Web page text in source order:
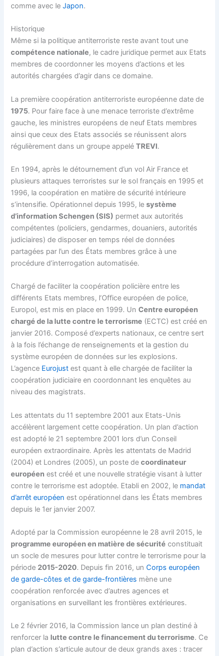
comme avec leJapon.
Historique
Même si la politique antiterroriste reste avant tout une
compétence nationale, le cadre juridique permet aux Etats
membres de coordonner les moyens d’actions et les
autorités chargées d’agir dans ce domaine.
La première coopération antiterroriste européenne date de
1975. Pour faire face à une menace terroriste d’extrême
gauche, les ministres européens de neuf Etats membres
ainsi que ceux des Etats associés se réunissent alors
régulièrement dans un groupe appeléTREVI.
En 1994, après le détournement d’un vol Air France et
plusieurs attaques terroristes sur le sol français en 1995 et
1996, la coopération en matière de sécurité intérieure
s’intensifie. Opérationnel depuis 1995, lesystème
d’information Schengen (SIS) permet aux autorités
compétentes (policiers, gendarmes, douaniers, autorités
judiciaires) de disposer en temps réel de données
partagées par l’un des États membres grâce à une
procédure d’interrogation automatisée.
Chargé de faciliter la coopération policière entre les
différents Etats membres, l’Office européen de police,
Europol, est mis en place en 1999. UnCentre européen
chargé de la lutte contre le terrorisme (ECTC) est créé en
janvier 2016. Composé d’experts nationaux, ce centre sert
à la fois l’échange de renseignements et la gestion du
système européen de données sur les explosions.
L’agence Eurojust est quant à elle chargée de faciliter la
coopération judiciaire en coordonnant les enquêtes au
niveau des magistrats.
Les attentats du 11 septembre 2001 aux Etats-Unis
accélèrent largement cette coopération. Un plan d’action
est adopté le 21 septembre 2001 lors d’un Conseil
européen extraordinaire. Après les attentats de Madrid
(2004) et Londres (2005), un poste decoordinateur
européen est créé et une nouvelle stratégie visant à lutter
contre le terrorisme est adoptée. Etabli en 2002, le mandat
d’arrêt européen est opérationnel dans les États membres
depuis le 1er janvier 2007.
Adopté par la Commission européenne le 28 avril 2015, le
programme européen en matière de sécurité constituait
un socle de mesures pour lutter contre le terrorisme pour la
période 2015-2020. Depuis fin 2016, unCorps européen
de garde-côtes et de garde-frontières mène une
coopération renforcée avec d’autres agences et
organisations en surveillant les frontières extérieures.
Le 2 février 2016, la Commission lance un plan destiné à
renforcer la lutte contre le financement du terrorisme. Ce
plan d’action s’articule autour de deux grands axes : tracer